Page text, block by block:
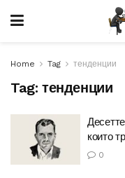
Home Tag тенденции
Tag: тенденции
които
0